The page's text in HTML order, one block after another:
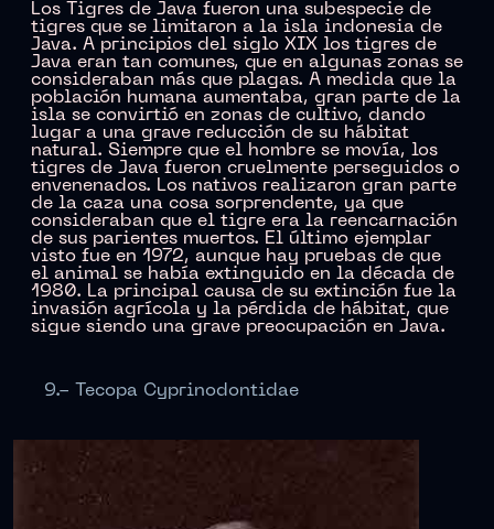
Los Tigres de Java fueron una subespecie de
tigres que se limitaron a la isla indonesia de
Java. A principios del siglo XIX los tigres de
Java eran tan comunes, que en algunas zonas se
consideraban más que plagas. A medida que la
población humana aumentaba, gran parte de la
isla se convirtió en zonas de cultivo, dando
lugar a una grave reducción de su hábitat
natural. Siempre que el hombre se movía, los
tigres de Java fueron cruelmente perseguidos o
envenenados. Los nativos realizaron gran parte
de la caza una cosa sorprendente, ya que
consideraban que el tigre era la reencarnación
de sus parientes muertos. El último ejemplar
visto fue en 1972, aunque hay pruebas de que
el animal se había extinguido en la década de
1980. La principal causa de su extinción fue la
invasión agrícola y la pérdida de hábitat, que
sigue siendo una grave preocupación en Java.
9.- Tecopa Cyprinodontidae